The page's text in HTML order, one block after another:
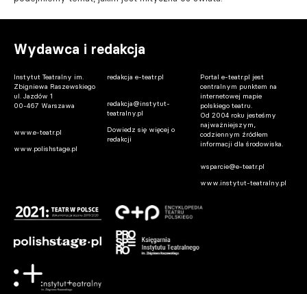
Wydawca i redakcja
Instytut Teatralny im.
Zbigniewa Raszewskiego
ul. Jazdów 1
00-467 Warszawa
www.e-teatr.pl
www.polishstage.pl
redakcja e-teatr.pl
redakcja@instytut-
teatralny.pl
Dowiedz się więcej o
redakcji
Portal e-teatr.pl jest
centralnym punktem na
internetowej mapie
polskiego teatru.
Od 2004 roku jesteśmy
najważniejszym,
codziennym źródłem
informacji dla środowiska.
wsparcie@e-teatr.pl
www.instytut-teatralny.pl